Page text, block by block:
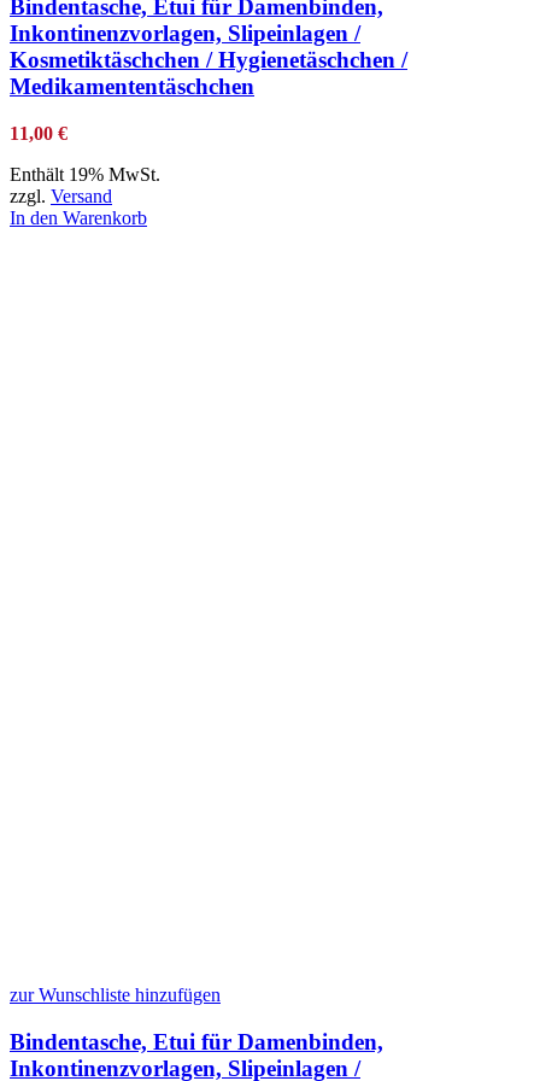
Bindentasche, Etui für Damenbinden,
Inkontinenzvorlagen, Slipeinlagen /
Kosmetiktäschchen / Hygienetäschchen /
Medikamententäschchen
11,00 €
Enthält 19% MwSt.
zzgl. Versand
In den Warenkorb
zur Wunschliste hinzufügen
Bindentasche, Etui für Damenbinden,
Inkontinenzvorlagen, Slipeinlagen /